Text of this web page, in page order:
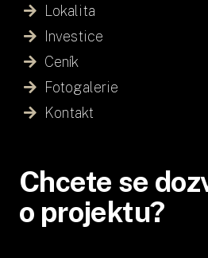
Lokalita
Investice
Ceník
Fotogalerie
Kontakt
Chcete se
o projektu?